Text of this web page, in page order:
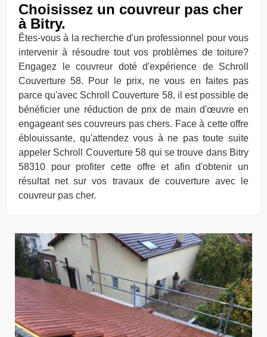
Choisissez un couvreur pas cher
à Bitry.
Êtes-vous à la recherche d'un professionnel pour vous
intervenir à résoudre tout vos problèmes de toiture?
Engagez le couvreur doté d'expérience de Schroll
Couverture 58. Pour le prix, ne vous en faites pas
parce qu'avec Schroll Couverture 58, il est possible de
bénéficier une réduction de prix de main d'œuvre en
engageant ses couvreurs pas chers. Face à cette offre
éblouissante, qu'attendez vous à ne pas toute suite
appeler Schroll Couverture 58 qui se trouve dans Bitry
58310 pour profiter cette offre et afin d'obtenir un
résultat net sur vos travaux de couverture avec le
couvreur pas cher.